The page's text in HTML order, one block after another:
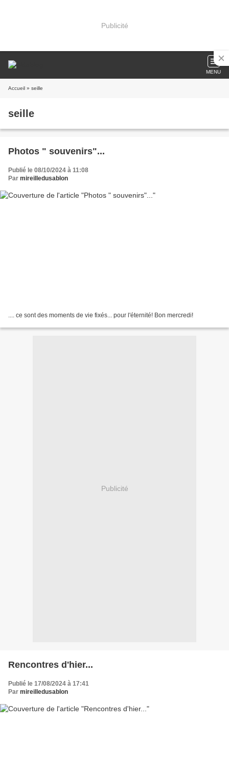
Publicité
MENU
Accueil » seille
seille
Photos " souvenirs"...
Publié le 08/10/2024 à 11:08
Par mireilledusablon
.... ce sont des moments de vie fixés... pour l'éternité! Bon mercredi!
Publicité
Rencontres d'hier...
Publié le 17/08/2024 à 17:41
Par mireilledusablon